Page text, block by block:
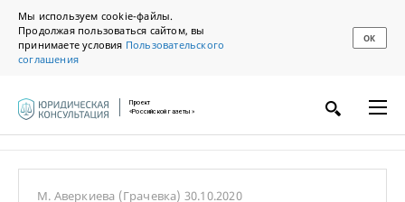
Мы используем cookie-файлы.
Продолжая пользоваться сайтом, вы
принимаете условия Пользовательского
соглашения
ОК
Проект
«Российской газеты»
М. Аверкиева (Грачевка) 30.10.2020